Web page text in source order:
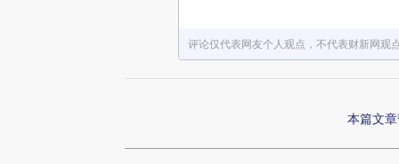
评论仅代表网友个人观点，不代表财新网观
本篇文